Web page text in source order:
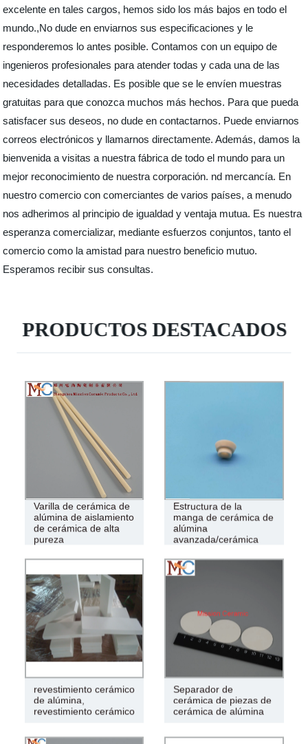
excelente en tales cargos, hemos sido los más bajos en todo el
mundo.,No dude en enviarnos sus especificaciones y le
responderemos lo antes posible. Contamos con un equipo de
ingenieros profesionales para atender todas y cada una de las
necesidades detalladas. Es posible que se le envíen muestras
gratuitas para que conozca muchos más hechos. Para que pueda
satisfacer sus deseos, no dude en contactarnos. Puede enviarnos
correos electrónicos y llamarnos directamente. Además, damos la
bienvenida a visitas a nuestra fábrica de todo el mundo para un
mejor reconocimiento de nuestra corporación. nd mercancía. En
nuestro comercio con comerciantes de varios países, a menudo
nos adherimos al principio de igualdad y ventaja mutua. Es nuestra
esperanza comercializar, mediante esfuerzos conjuntos, tanto el
comercio como la amistad para nuestro beneficio mutuo.
Esperamos recibir sus consultas.
PRODUCTOS DESTACADOS
Varilla de cerámica de
alúmina de aislamiento
de cerámica de alta
pureza
Estructura de la
manga de cerámica de
alúmina
avanzada/cerámica
revestimiento cerámico
de alúmina,
revestimiento cerámico
Separador de
cerámica de piezas de
cerámica de alúmina